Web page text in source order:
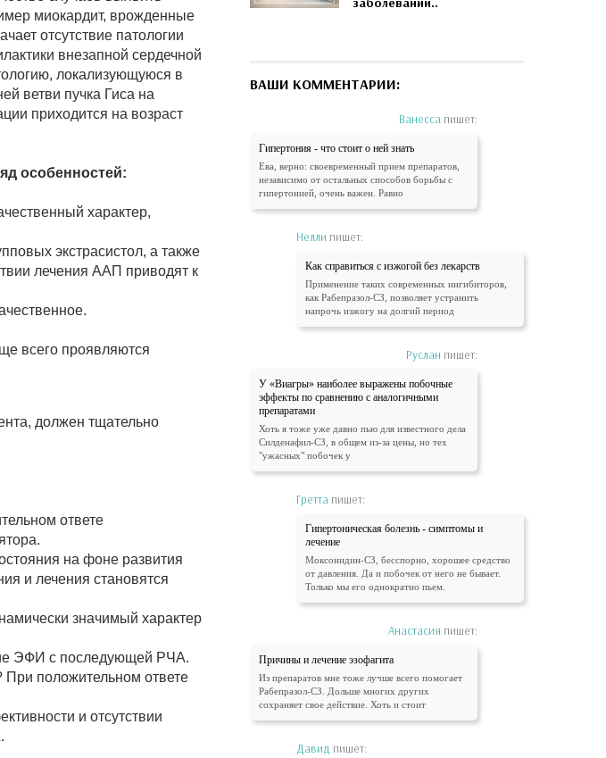
миокардит, врожденные
отсутствие патологии
внезапной сердечной
локализующуюся в
ветви пучка Гиса на
приходится на возраст
особенностей:
характер,
экстрасистол, а также
лечения ААП приводят к
всего проявляются
должен тщательно
ответе
на фоне развития
и лечения становятся
значимый характер
ЭФИ с последующей РЧА.
При положительном ответе
и отсутствии
ВАШИ КОММЕНТАРИИ:
Ванесса пишет:
Гипертония - что стоит о ней знать
Ева, верно: своевременный прием препаратов,
независимо от остальных способов борьбы с
гипертонией, очень важен. Равно
Нелли пишет:
Как справиться с изжогой без лекарств
Применение таких современных ингибиторов,
как Рабепразол-СЗ, позволяет устранить
напрочь изжогу на долгий период
Руслан пишет:
У «Виагры» наиболее выражены побочные
эффекты по сравнению с аналогичными
препаратами
Хоть я тоже уже давно пью для известного дела
Силденафил-СЗ, в общем из-за цены, но тех
"ужасных" побочек у
Гретта пишет:
Гипертоническая болезнь - симптомы и
лечение
Моксонидин-СЗ, бесспорно, хорошее средство
от давления. Да и побочек от него не бывает.
Только мы его однократно пьем.
Анастасия пишет:
Причины и лечение эзофагита
Из препаратов мне тоже лучше всего помогает
Рабепразол-СЗ. Дольше многих других
сохраняет свое действие. Хоть и стоит
Давид пишет: